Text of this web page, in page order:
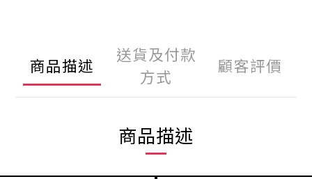
商品描述
送貨及付款
方式
顧客評價
商品描述